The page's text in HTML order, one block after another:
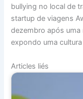
bullying no local de
startup de viagens
dezembro após
expondo uma
Articles liés